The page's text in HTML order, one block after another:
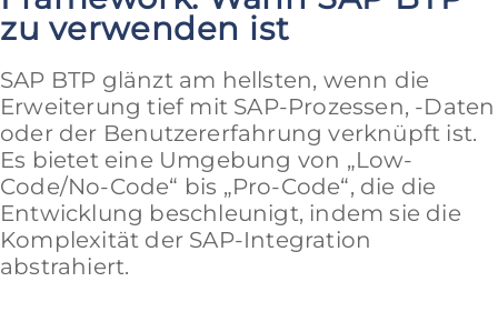
zu verwenden ist
SAP BTP glänzt am hellsten, wenn die
Erweiterung tief mit SAP-Prozessen, -Daten
oder der Benutzererfahrung verknüpft ist.
Es bietet eine Umgebung von „Low-
Code/No-Code“ bis „Pro-Code“, die die
Entwicklung beschleunigt, indem sie die
Komplexität der SAP-Integration
abstrahiert.